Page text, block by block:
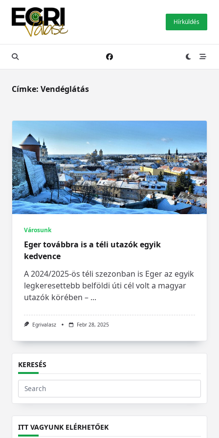
Skip
content
Hírküldés
Címke: Vendéglátás
Városunk
Eger továbbra is a téli utazók egyik
kedvence
A 2024/2025-ös téli szezonban is Eger az egyik
legkeresettebb belföldi úti cél volt a magyar
utazók körében – ...
Egrivalasz Febr 28, 2025
KERESÉS
Search
for:
ITT VAGYUNK ELÉRHETŐEK